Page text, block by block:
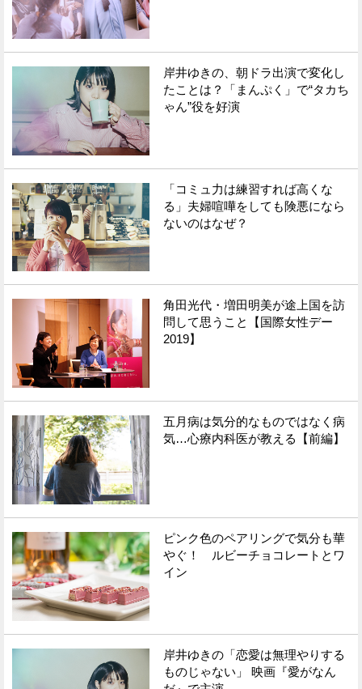
岸井ゆきの、朝ドラ出演で変化し
たことは？「まんぷく」で“タカち
ゃん”役を好演
「コミュ力は練習すれば高くな
る」夫婦喧嘩をしても険悪になら
ないのはなぜ？
角田光代・増田明美が途上国を訪
問して思うこと【国際女性デー
2019】
五月病は気分的なものではなく病
気…心療内科医が教える【前編】
ピンク色のペアリングで気分も華
やぐ！ ルビーチョコレートとワ
イン
岸井ゆきの「恋愛は無理やりする
ものじゃない」 映画『愛がなん